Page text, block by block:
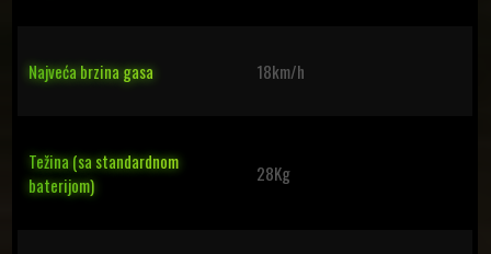
Najveća brzina gasa 18km/h
Težina (sa standardnom
baterijom)
28Kg